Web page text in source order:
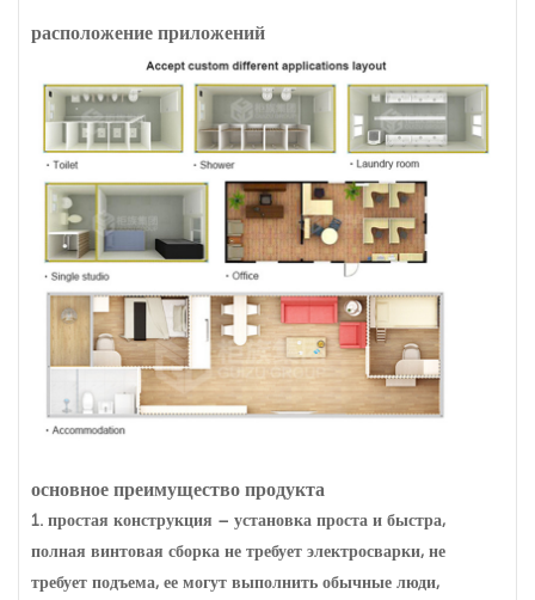
расположение приложений
основное преимущество продукта
1. простая конструкция – установка проста и быстра,
полная винтовая сборка не требует электросварки, не
требует подъема, ее могут выполнить обычные люди,